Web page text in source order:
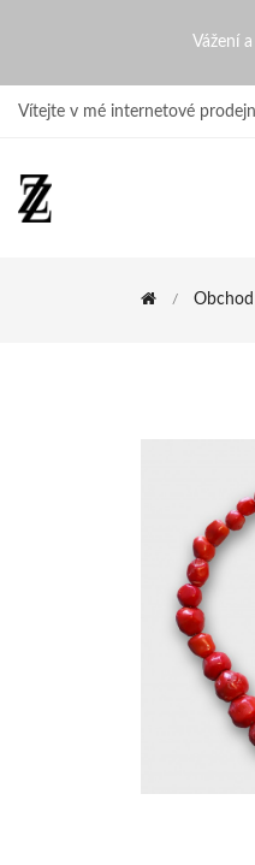
Korál Vážení
Vítejte v mé internetové
Obchod